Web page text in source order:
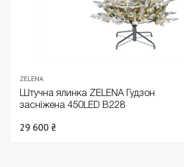
ZELENA
Штучна ялинка ZELENA Гудзон
засніжена 450LED В228
29 600 ₴